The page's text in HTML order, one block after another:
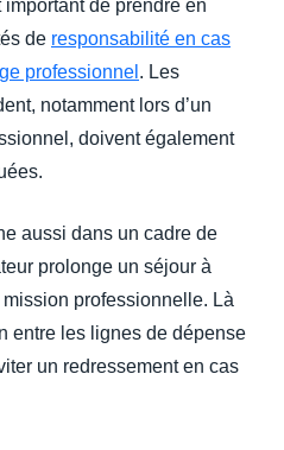
de prendre en
de responsabilité en cas
professionnel . Les
notamment lors d’un
doivent également
aussi dans un cadre de
prolonge un séjour à
professionnelle. Là
entre les lignes de dépense
un redressement en cas